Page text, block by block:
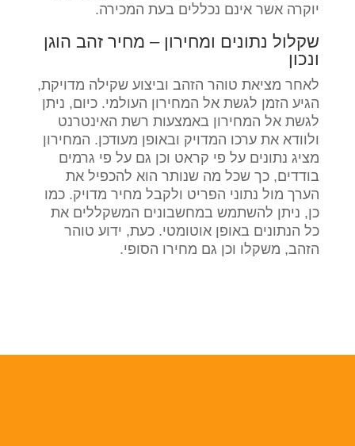
יוקרה אשר אינם נכללים בעת המכירה.
שקלול נתונים ומחירון – מחיר זהב הוגן
ונכון
לאחר מציאת טוהר הזהב וביצוע שקילה מדויקת,
הגיע הזמן לגשת אל המחירון העולמי. כיום, ניתן
לגשת אל המחירון באמצעות רשת האינטרנט
ולוודא את ערכו המדויק ובאופן מעודכן. המחירון
מציג נתונים על פי קראט וכן גם על פי גרמים
בודדים, כך שכל מה שנותר הוא להכפיל את
הערך מול נתוני הפריט ולקבל מחיר מדויק. כמו
כן, ניתן להשתמש במחשבונים המשקללים את
כל הנתונים באופן אוטומטי. כעת, ידוע טוהר
הזהב, משקלו וכן גם מחירו הסופי.